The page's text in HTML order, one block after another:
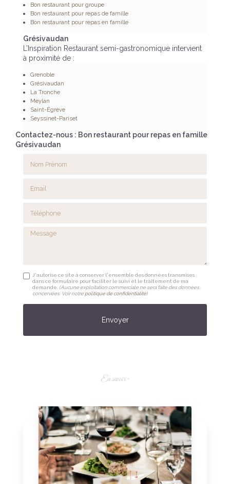
Bon restaurant pour groupe
Bon restaurant pour repas de famille
Bon restaurant pour repas en famille
Grésivaudan
L’Inspiration Restaurant semi-gastronomique intervient
à proximité de :
Grenoble
Grésivaudan
La Tronche
Meylan
Saint-Égrève
Seyssinet-Pariset
Contactez-nous : Bon restaurant pour repas en famille
Grésivaudan
Message
J'autorise ce site à conserver l'ensemble des données transmises
dans ce formulaire pour faciliter le suivi et le traitement de ma
demande. (Aucune exploitation commerciale ne sera faite des données
concervées. Voir notre politique de confidentialité)
En savoir +